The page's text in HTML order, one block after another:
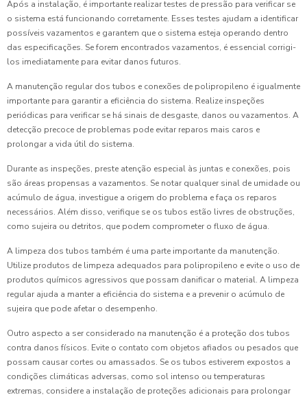
Após a instalação, é importante realizar testes de pressão para verificar se
o sistema está funcionando corretamente. Esses testes ajudam a identificar
possíveis vazamentos e garantem que o sistema esteja operando dentro
das especificações. Se forem encontrados vazamentos, é essencial corrigi-
los imediatamente para evitar danos futuros.
A manutenção regular dos tubos e conexões de polipropileno é igualmente
importante para garantir a eficiência do sistema. Realize inspeções
periódicas para verificar se há sinais de desgaste, danos ou vazamentos. A
detecção precoce de problemas pode evitar reparos mais caros e
prolongar a vida útil do sistema.
Durante as inspeções, preste atenção especial às juntas e conexões, pois
são áreas propensas a vazamentos. Se notar qualquer sinal de umidade ou
acúmulo de água, investigue a origem do problema e faça os reparos
necessários. Além disso, verifique se os tubos estão livres de obstruções,
como sujeira ou detritos, que podem comprometer o fluxo de água.
A limpeza dos tubos também é uma parte importante da manutenção.
Utilize produtos de limpeza adequados para polipropileno e evite o uso de
produtos químicos agressivos que possam danificar o material. A limpeza
regular ajuda a manter a eficiência do sistema e a prevenir o acúmulo de
sujeira que pode afetar o desempenho.
Outro aspecto a ser considerado na manutenção é a proteção dos tubos
contra danos físicos. Evite o contato com objetos afiados ou pesados que
possam causar cortes ou amassados. Se os tubos estiverem expostos a
condições climáticas adversas, como sol intenso ou temperaturas
extremas, considere a instalação de proteções adicionais para prolongar